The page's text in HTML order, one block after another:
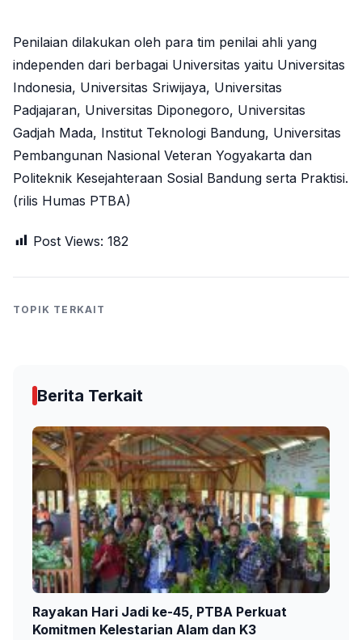
Penilaian dilakukan oleh para tim penilai ahli yang
independen dari berbagai Universitas yaitu Universitas
Indonesia, Universitas Sriwijaya, Universitas
Padjajaran, Universitas Diponegoro, Universitas
Gadjah Mada, Institut Teknologi Bandung, Universitas
Pembangunan Nasional Veteran Yogyakarta dan
Politeknik Kesejahteraan Sosial Bandung serta Praktisi.
(rilis Humas PTBA)
Post Views: 182
TOPIK TERKAIT
Berita Terkait
Rayakan Hari Jadi ke-45, PTBA Perkuat
Komitmen Kelestarian Alam dan K3